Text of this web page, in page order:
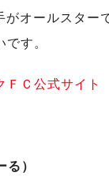
オールスタ
す。
ＦＣ公式サイト
）